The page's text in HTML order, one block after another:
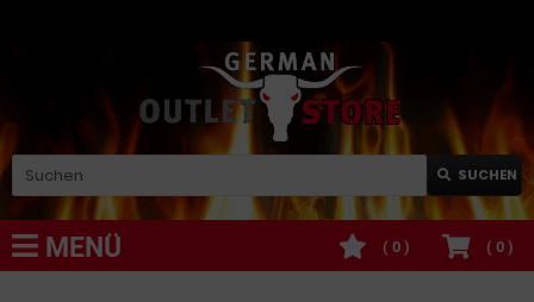
SUCHEN
MENÜ ( 0 )
( 0 )